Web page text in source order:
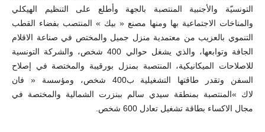
التونسيّة والأجنبية المنتصبة بالجهة وأطلع على التنظيم الهيكلي
والمناخات الاجتماعية بها ومنها مصنع « بيك » المنتصب بفضاء القطب
التنموي بالعزيب من معتمدية منزل جميل والمختص في صناعة الاقلام
الجافة وتوابعها، والذي يشغل حوالي 400 شخص، والشركة التونسية
للاصلاحات الميكانيكية، المنتصبة بمنزل بورقيبة والمختصة في إصلاح
السفن وتقدر طاقتها التشغيلية ب400 شخص، ومؤسسة « فان
لاك »المنتصبة بمنطقة سيدي سالم ببنزرت الشمالية والمختصة في
مجال الاكساء بطاقة تشغيل تعادل 600 شخص.